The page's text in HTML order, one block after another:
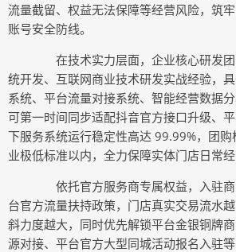
流量截留、权益无法保障等经营风险，筑
账号安全防线。
在技术实力层面，企业核心研发团
统开发、互联网商业技术研发实战经验，
系统、平台流量对接系统、智能经营数据分
可第一时间同步适配抖音官方接口升级、
下服务系统运行稳定性高达 99.99%，团
业极低标准以内，全力保障实体门店日常经
依托官方服务商专属权益，入驻商
台官方流量扶持政策，门店真实交易流水
斜力度越大，同时优先解锁平台金银铜牌
源对接、平台官方大型同城活动报名入驻等